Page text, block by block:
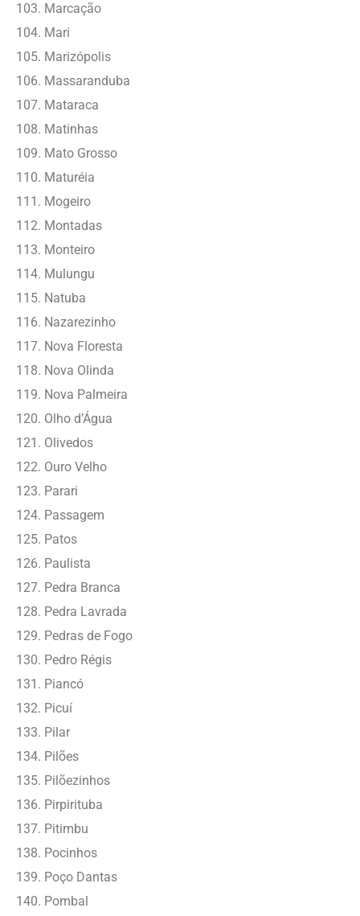
Marcação
Mari
Marizópolis
Massaranduba
Mataraca
Matinhas
Mato Grosso
Maturéia
Mogeiro
Montadas
Monteiro
Mulungu
Natuba
Nazarezinho
Nova Floresta
Nova Olinda
Nova Palmeira
Olho d’Água
Olivedos
Ouro Velho
Parari
Passagem
Patos
Paulista
Pedra Branca
Pedra Lavrada
Pedras de Fogo
Pedro Régis
Piancó
Picuí
Pilar
Pilões
Pilõezinhos
Pirpirituba
Pitimbu
Pocinhos
Poço Dantas
Pombal